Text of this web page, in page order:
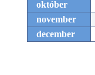
október
november
december